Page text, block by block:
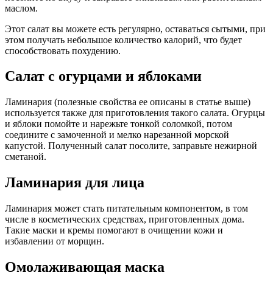
маслом.
Этот салат вы можете есть регулярно, оставаться сытыми, при
этом получать небольшое количество калорий, что будет
способствовать похудению.
Салат с огурцами и яблоками
Ламинария (полезные свойства ее описаны в статье выше)
используется также для приготовления такого салата. Огурцы
и яблоки помойте и нарежьте тонкой соломкой, потом
соедините с замоченной и мелко нарезанной морской
капустой. Полученный салат посолите, заправьте нежирной
сметаной.
Ламинария для лица
Ламинария может стать питательным компонентом, в том
числе в косметических средствах, приготовленных дома.
Такие маски и кремы помогают в очищении кожи и
избавлении от морщин.
Омолаживающая маска